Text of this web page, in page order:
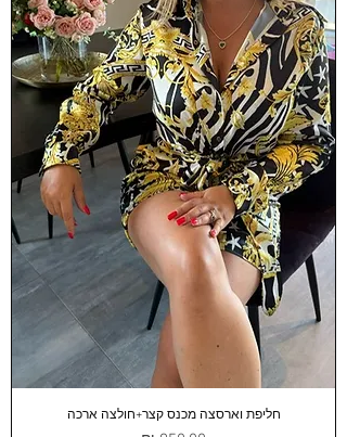
חליפת וארסצה מכנס קצר+חולצה ארכה